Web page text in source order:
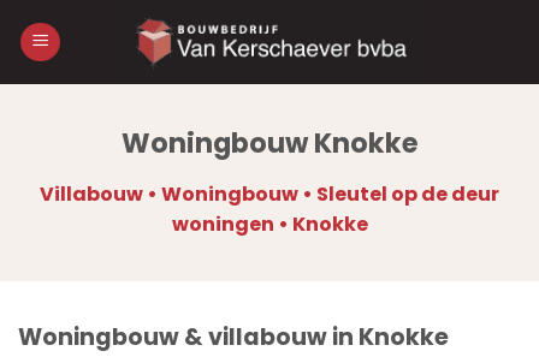
Woningbouw Knokke
Villabouw • Woningbouw • Sleutel op de deur
woningen • Knokke
Woningbouw & villabouw in Knokke